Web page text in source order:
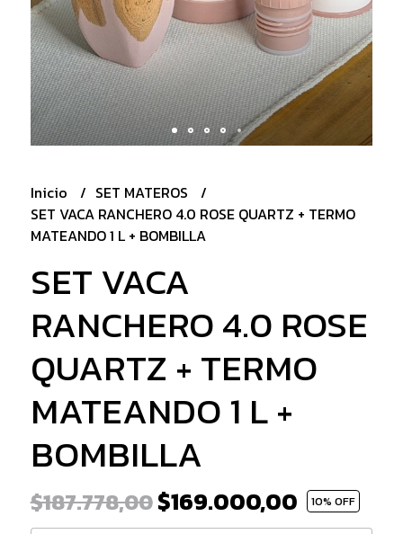
Inicio
SET MATEROS
SET VACA RANCHERO 4.0 ROSE QUARTZ + TERMO
MATEANDO 1 L + BOMBILLA
SET VACA
RANCHERO 4.0 ROSE
QUARTZ + TERMO
MATEANDO 1 L +
BOMBILLA
$187.778,00$169.000,00 10% OFF